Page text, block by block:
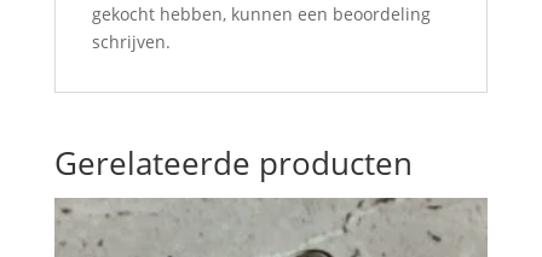
gekocht hebben, kunnen een beoordeling
schrijven.
Gerelateerde producten